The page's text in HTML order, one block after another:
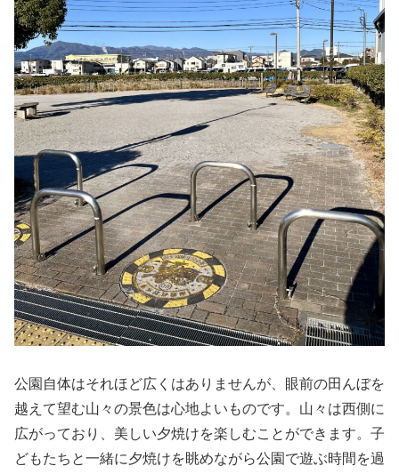
公園自体はそれほど広くはありませんが、眼前の田んぼを
越えて望む山々の景色は心地よいものです。山々は西側に
広がっており、美しい夕焼けを楽しむことができます。子
どもたちと一緒に夕焼けを眺めながら公園で遊ぶ時間を過